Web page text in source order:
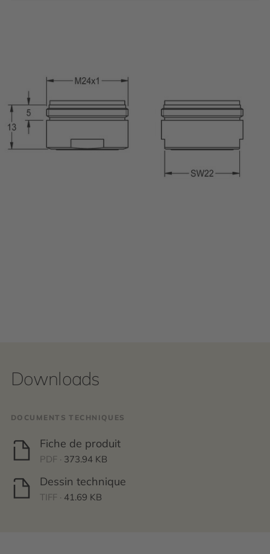
Downloads
DOCUMENTS TECHNIQUES
Fiche de produit
PDF · 373.94 KB
Dessin technique
TIFF · 41.69 KB